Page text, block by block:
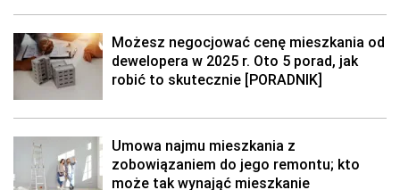
Możesz negocjować cenę mieszkania od
dewelopera w 2025 r. Oto 5 porad, jak
robić to skutecznie [PORADNIK]
Umowa najmu mieszkania z
zobowiązaniem do jego remontu; kto
może tak wynająć mieszkanie